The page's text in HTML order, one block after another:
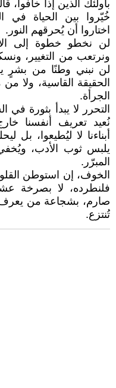
بأولئك الذين إذا خافوا،
خُيّروا بين الحياة
اختاروا أن يُحرقهم النور.
لن نخطو خطوة إلى
ونرتعب من التغيير،
لن نبني وطنًا من بشرٍ
الحقيقة القاسية، ولا
الجرأة.
التحرر لا يبدأ بثورة في
نُعيد تعريف أنفسنا
أبناءنا لا ليُطيعوا، بل
يلبس ثوب الأدب،
المبرّر.
الخوف، إن استوطن
فلنطرده، لا بصرخة
صارم، بشجاعة من يعرف
تُنتزع.